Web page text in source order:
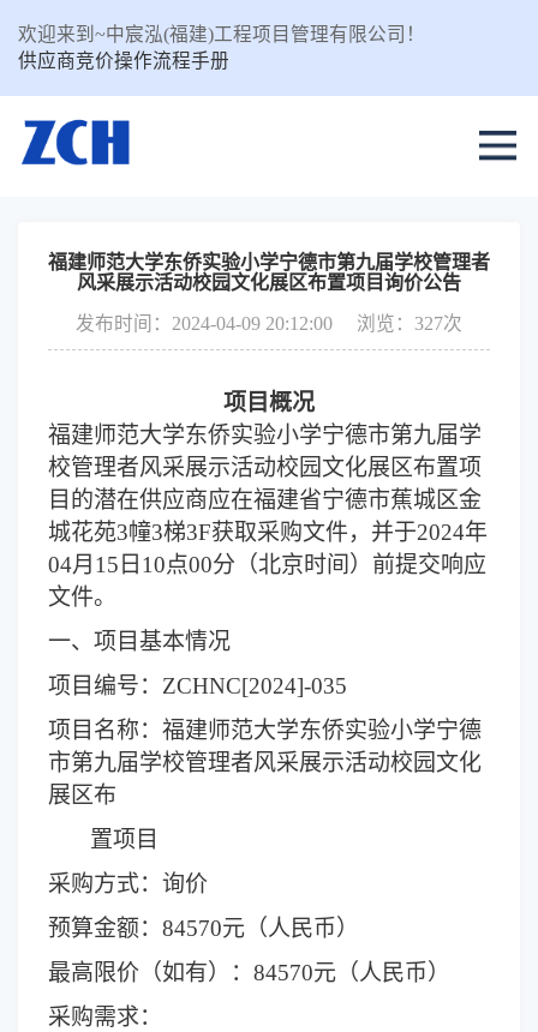
欢迎来到~中宸泓(福建)工程项目管理有限公司！
供应商竞价操作流程手册
福建师范大学东侨实验小学宁德市第九届学校管理者
风采展示活动校园文化展区布置项目询价公告
发布时间：2024-04-09 20:12:00
浏览：327次
项目概况
福建师范大学东侨实验小学宁德市第九届学
校管理者风采展示活动校园文化展区布置项
目的潜在供应商应在福建省宁德市蕉城区金
城花苑3幢3梯3F获取采购文件，并于2024年
04月15 日10点00分（北京时间） 前提交响应
文件。
一、项目基本情况
项目编号： ZCHNC[2024]-035
项目名称： 福建师范大学东侨实验小学宁德
市第九届学校管理者风采展示活动校园文化
展区布
置项目
采购方式：询价
预算金额： 84570元（人民币）
最高限价（如有）： 84570元（人民币）
采购需求：